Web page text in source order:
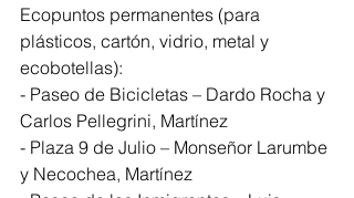
Ecopuntos permanentes (para
plásticos, cartón, vidrio, metal y
ecobotellas):
- Paseo de Bicicletas – Dardo Rocha y
Carlos Pellegrini, Martínez
- Plaza 9 de Julio – Monseñor Larumbe
y Necochea, Martínez